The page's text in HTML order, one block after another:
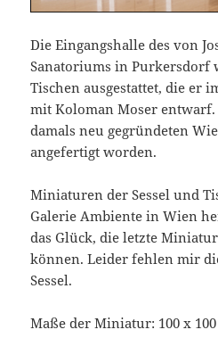
Die Eingangshalle des von
Sanatoriums in Purkersdorf
Tischen ausgestattet, die er
mit Koloman Moser
damals neu gegründeten
angefertigt worden.
Miniaturen der Sessel und
Galerie Ambiente in Wien
das Glück, die letzte
können. Leider fehlen mir
Sessel.
Maße der Miniatur: 100 x